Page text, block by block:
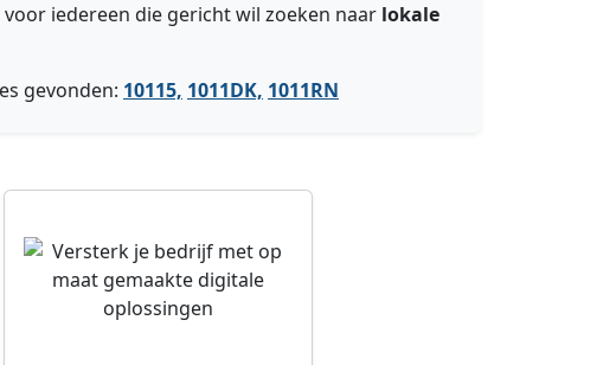
iedereen die gericht wil zoeken naar lokale
gevonden: 10115, 1011DK, 1011RN